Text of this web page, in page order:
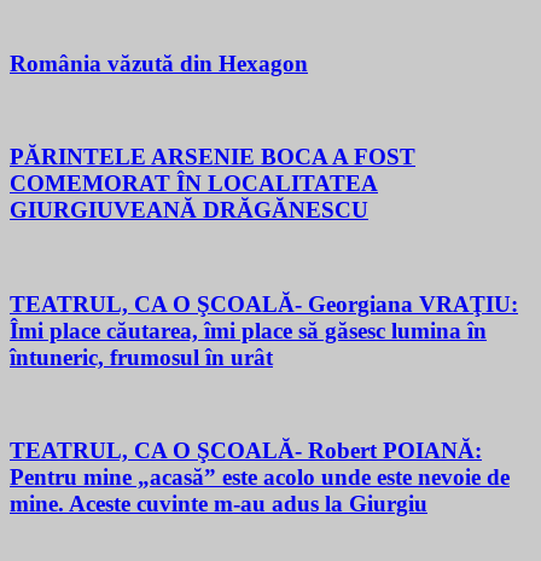
România văzută din Hexagon
PĂRINTELE ARSENIE BOCA A FOST
COMEMORAT ÎN LOCALITATEA
GIURGIUVEANĂ DRĂGĂNESCU
TEATRUL, CA O ŞCOALĂ- Georgiana VRAŢIU:
Îmi place căutarea, îmi place să găsesc lumina în
întuneric, frumosul în urât
TEATRUL, CA O ŞCOALĂ- Robert POIANĂ:
Pentru mine „acasă” este acolo unde este nevoie de
mine. Aceste cuvinte m-au adus la Giurgiu